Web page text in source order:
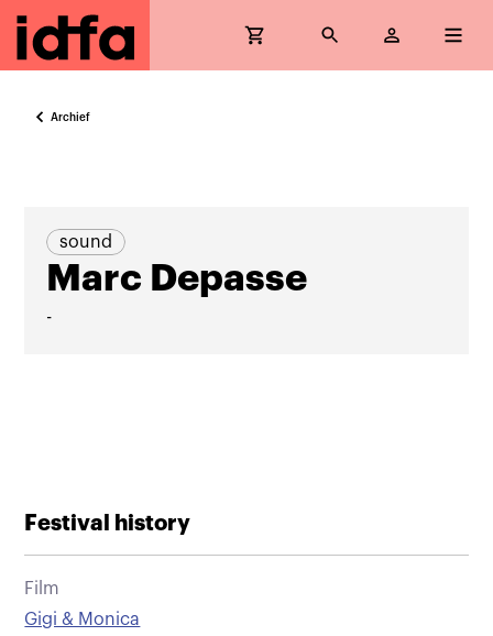
Archief
sound
Marc Depasse
-
Festival history
Film
Gigi & Monica